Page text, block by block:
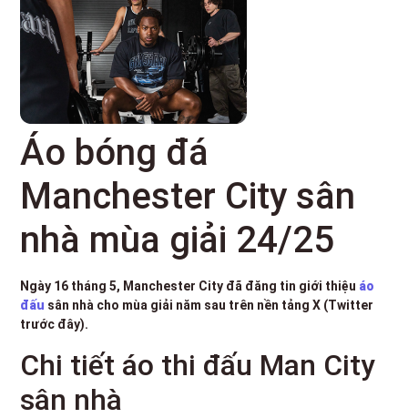
Áo bóng đá
Manchester City sân
nhà mùa giải 24/25
Ngày 16 tháng 5, Manchester City đã đăng tin giới thiệu áo
đấu sân nhà cho mùa giải năm sau trên nền tảng X (Twitter
trước đây).
Chi tiết áo thi đấu Man City
sân nhà